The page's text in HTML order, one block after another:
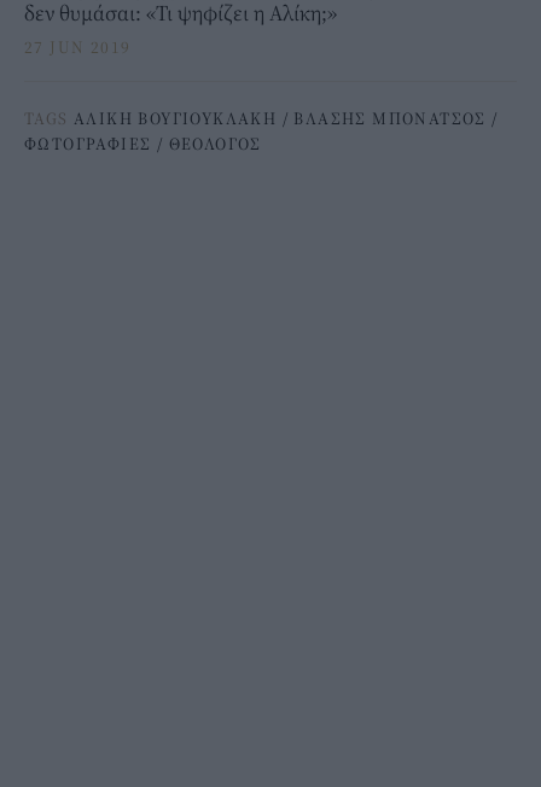
δεν θυμάσαι: «Τι ψηφίζει η Αλίκη;»
27 JUN 2019
TAGS ΑΛΙΚΗ ΒΟΥΓΙΟΥΚΛΑΚΗ / ΒΛΑΣΗΣ ΜΠΟΝΑΤΣΟΣ /
ΦΩΤΟΓΡΑΦΙΕΣ / ΘΕΟΛΟΓΟΣ